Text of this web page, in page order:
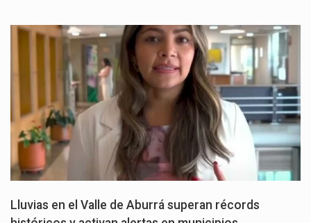
Lluvias en el Valle de Aburrá superan récords